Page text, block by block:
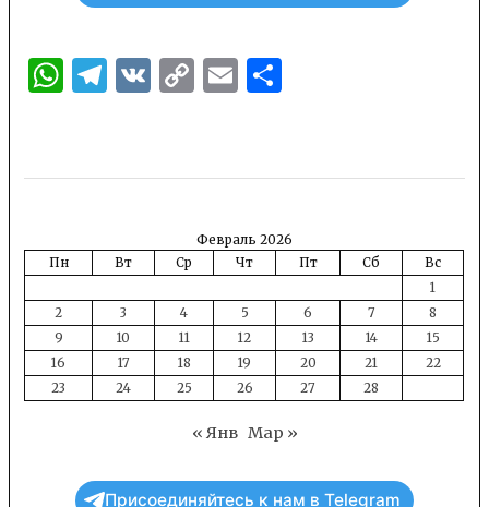
WhatsApp
Telegram
VKCopyEmail
Февраль 2026
Пн
Вт Ср Чт Пт Сб
Вс
1
2
3 4 5 6 7
8
9
10 11 12 13 14
15
16
17 18 19 20 21
22
23
24 25 26 27 28
« Янв Мар »
Присоединяйтесь к нам в Telegram